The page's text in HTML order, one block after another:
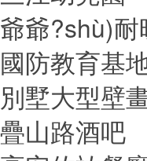
爺爺?shù)耐
國防教育基
別墅大型壁
疊山路酒吧